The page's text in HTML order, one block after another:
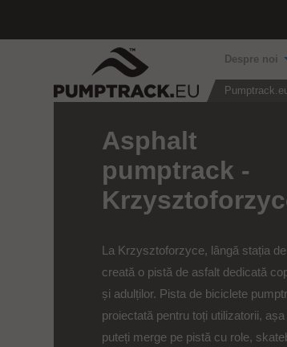
Despre noi
Asphalt
pumptrack -
La Krzysztoforzyce, lângă stația
creată o pistă de asfalt dedicată
și adulților. Pista de biciclete
proiectată pentru toți utilizatorii,
puteți merge pe pistă cu role,